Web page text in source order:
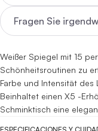
Weißer Spiegel mit 15
Schönheitsroutinen zu
Farbe und Intensität des
Beinhaltet einen X5 -
Schminktisch eine